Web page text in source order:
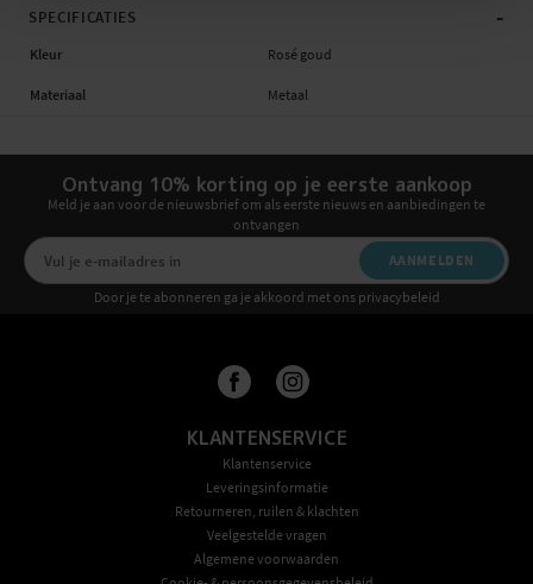
SPECIFICATIES -
Kleur Rosé goud
Materiaal Metaal
Ontvang 10% korting op je eerste aankoop
Meld je aan voor de nieuwsbrief om als eerste nieuws en aanbiedingen te
ontvangen
AANMELDEN
Door je te abonneren ga je akkoord met ons privacybeleid
KLANTENSERVICE
Klantenservice
Leveringsinformatie
Retourneren, ruilen & klachten
Veelgestelde vragen
Algemene voorwaarden